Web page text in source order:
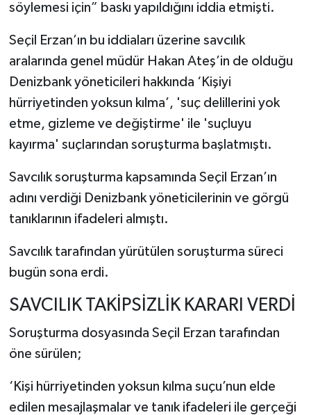
söylemesi için” baskı yapıldığını iddia etmişti.
Seçil Erzan’ın bu iddiaları üzerine savcılık
aralarında genel müdür Hakan Ateş’in de olduğu
Denizbank yöneticileri hakkında ‘Kişiyi
hürriyetinden yoksun kılma’, 'suç delillerini yok
etme, gizleme ve değiştirme' ile 'suçluyu
kayırma' suçlarından soruşturma başlatmıştı.
Savcılık soruşturma kapsamında Seçil Erzan’ın
adını verdiği Denizbank yöneticilerinin ve görgü
tanıklarının ifadeleri almıştı.
Savcılık tarafından yürütülen soruşturma süreci
bugün sona erdi.
SAVCILIK TAKİPSİZLİK KARARI VERDİ
Soruşturma dosyasında Seçil Erzan tarafından
öne sürülen;
‘Kişi hürriyetinden yoksun kılma suçu’nun elde
edilen mesajlaşmalar ve tanık ifadeleri ile gerçeği